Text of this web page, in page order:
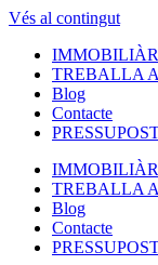
Vés al contingut
TREBALLA
Blog
Contacte
TREBALLA
Blog
Contacte